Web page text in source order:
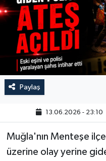
Paylaş
13.06.2026 - 23:10
Muğla'nın Menteşe
üzerine olay yerine